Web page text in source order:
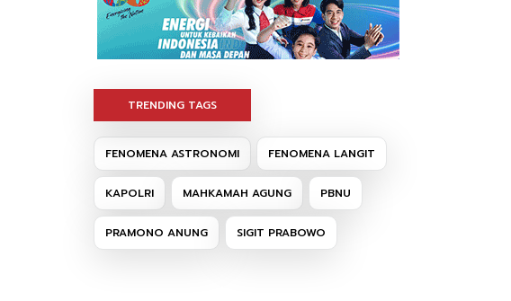
TRENDING TAGS
FENOMENA ASTRONOMI FENOMENA LANGIT
KAPOLRI MAHKAMAH AGUNG PBNU
PRAMONO ANUNG SIGIT PRABOWO